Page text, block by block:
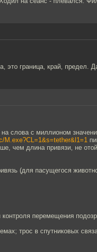
это граница, край, предел.
на слова с миллионом
M.exe?CL=1&s=tether&l1=1
чем длина привязи, не
(для пасущегося
перемещения
трос в спутниковых